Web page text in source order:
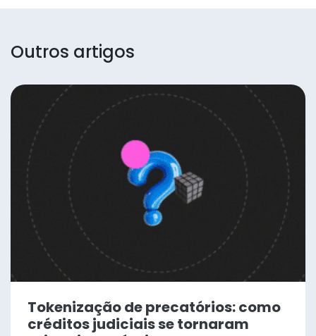
Outros artigos
Tokenização de precatórios: como
créditos judiciais se tornaram